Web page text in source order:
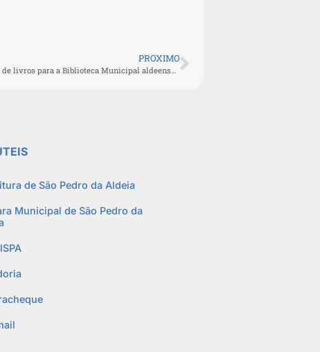
PROXIMO
Prazo para indicação de livros para a Biblioteca Municipal aldeense termina nesta sexta-feira (31)
de São Pedro da Aldeia
Municipal de São Pedro da